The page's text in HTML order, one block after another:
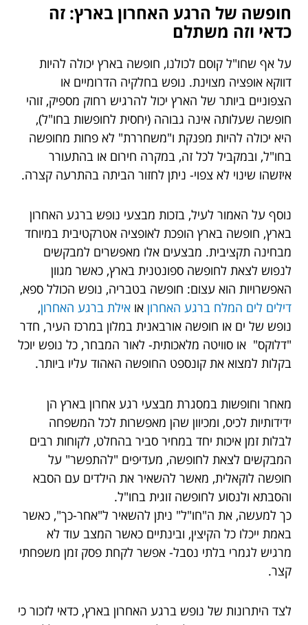
חופשה של הרגע האחרון בארץ: זה
כדאי וזה משתלם
על אף שחו"ל קוסם לכולנו, חופשה בארץ יכולה להיות
דווקא אופציה מצוינת. נופש בחלקיה הדרומיים או
הצפוניים ביותר של הארץ יכול להרגיש רחוק מספיק, זוהי
חופשה שעלותה אינה גבוהה (יחסית לחופשות בחו"ל),
היא יכולה להיות מפנקת ו"משחררת" לא פחות מחופשה
בחו"ל, ובמקביל לכל זה, במקרה חירום או בהתעורר
איזשהו שינוי לא צפוי- ניתן לחזור הביתה בהתרעה קצרה.
נוסף על האמור לעיל, בזכות מבצעי נופש ברגע האחרון
בארץ, חופשה בארץ הופכת לאופציה אטרקטיבית במיוחד
מבחינה תקציבית. מבצעים אלו מאפשרים למבקשים
לנפוש לצאת לחופשה ספונטנית בארץ, כאשר מגוון
האפשרויות הוא עצום: חופשה בטבריה, נופש הכולל ספא,
דילים לים המלח ברגע האחרון או אילת ברגע האחרון,
נופש של ים או חופשה אורבאנית במלון במרכז העיר, חדר
"דלוקס" או סוויטה מלאכותית- לאור המבחר, כל נופש יוכל
בקלות למצוא את קונספט החופשה האהוד עליו ביותר.
מאחר וחופשות במסגרת מבצעי רגע אחרון בארץ הן
ידידותיות לכיס, ומכיוון שהן מאפשרות לכל המשפחה
לבלות זמן איכות יחד במחיר סביר בהחלט, לקוחות רבים
המבקשים לצאת לחופשה, מעדיפים "להתפשר" על
חופשה לוקאלית, מאשר להשאיר את הילדים עם הסבא
והסבתא ולנסוע לחופשה זוגית בחו"ל.
כך למעשה, את ה"חו"ל" ניתן להשאיר ל"אחר-כך", כאשר
באמת ייכלו כל הקיצין, ובינתיים כאשר המצב עוד לא
מרגיש לגמרי בלתי נסבל- אפשר לקחת פסק זמן משפחתי
קצר.
לצד היתרונות של נופש ברגע האחרון בארץ, כדאי לזכור כי